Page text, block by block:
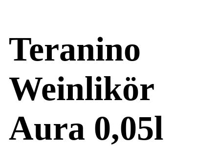
Teranino
Weinlikör
Aura 0,05l